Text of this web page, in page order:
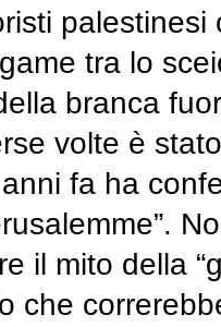
tra lo
branca
volte è
fa ha
il mito della
che